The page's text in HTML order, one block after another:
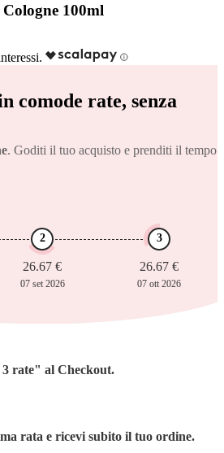
Cologne 100ml
comode rate, senza
. Goditi il tuo acquisto e prenditi il tempo
2
26.67 €
07 set 2026
3
26.67 €
07 ott 2026
rate" al Checkout.
rata e ricevi subito il tuo ordine.